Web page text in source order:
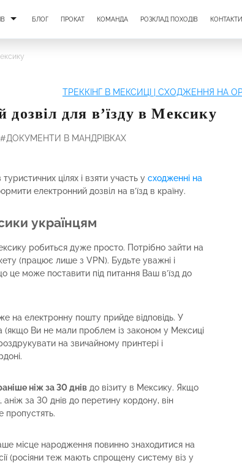
БЛОГ ПРОКАТ КОМАНДА РОЗКЛАД ПОХОДІВ КОНТАКТИ
дозвіл для в’їзду в Мексику
#ДОКУМЕНТИ В МАНДРІВКАХ
цілях і взяти участь у сходженні на
електронний дозвіл на в’їзд в країну.
українцям
робиться дуже просто. Потрібно зайти на
(працює лише з VPN). Будьте уважні і
це може поставити під питання Ваш в’їзд до
на електронну пошту прийде відповідь. У
(якщо Ви не мали проблем із законом у Мексиці
на звичайному принтері і
ніж за 30 днів до візиту в Мексику. Якщо
за 30 днів до перетину кордону, він
пропустять.
місце народження повинно знаходитися на
(росіяни теж мають спрощену систему віз у